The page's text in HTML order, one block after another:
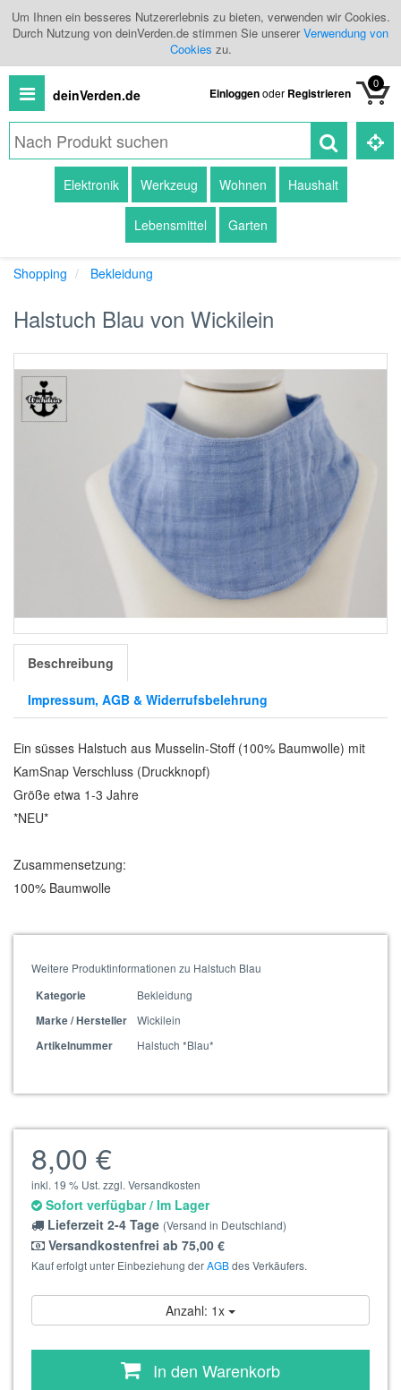
Um Ihnen ein besseres Nutzererlebnis zu bieten, verwenden wir Cookies.
Durch Nutzung von deinVerden.de stimmen Sie unsererVerwendung von
Cookies zu.
deinVerden.de Einloggenoder Registrieren
0
Produkte
Händlerübersicht
Branchenbuch
Elektronik Werkzeug Wohnen Haushalt
Lebensmittel Garten
Shopping Bekleidung
Halstuch Blau von Wickilein
Beschreibung
Impressum, AGB & Widerrufsbelehrung
Ein süsses Halstuch aus Musselin-Stoff (100% Baumwolle) mit
KamSnap Verschluss (Druckknopf)
Größe etwa 1-3 Jahre
*NEU*
Zusammensetzung:
100% Baumwolle
Weitere Produktinformationen zu Halstuch Blau
Kategorie
Bekleidung
Marke / Hersteller
Wickilein
Artikelnummer
Halstuch *Blau*
8,00 €
inkl. 19 % Ust. zzgl. Versandkosten
Sofort verfügbar / Im Lager
Lieferzeit 2-4 Tage (Versand in Deutschland)
Versandkostenfrei ab 75,00 €
Kauf erfolgt unter Einbeziehung derAGBdes Verkäufers.
Anzahl: 1x
In den Warenkorb